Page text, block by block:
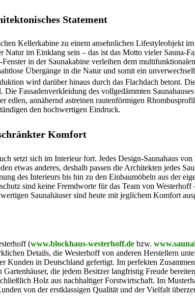
Statement
Kellerkabine zu einem ansehnlichen Lifestyleobjekt
Natur im Einklang sein – das ist das Motto vieler Sauna-
in der Saunakabine verleihen dem
Übergänge in die Natur und somit ein
wird darüber hinaus durch das Flachdach betont.
Fassadenverkleidung des vollgedämmten
edlen, annähernd astreinen rautenförmigen
den hochwertigen Eindruck.
Komfort
setzt sich im Interieur fort. Jedes Design-Saunahaus
etwas anderes, deshalb passen die Architekten jedes
des Interieurs bis hin zu den Einbaumöbeln aus der
sind keine Fremdworte für das Team von Westerhoff
Saunahäuser sind heute mit jeglichem Komfort
(www.blockhaus-westerhoff.de bzw.
Details, die Westerhoff von anderen Herstellern
Kunden in Deutschland gefertigt. Im perfekten
Gartenhäuser, die jedem Besitzer langfristig Freude
Holz aus nachhaltiger Forstwirtschaft. Im
von der erstklassigen Qualität und der Vielfalt